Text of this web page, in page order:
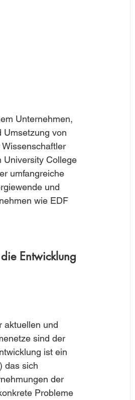
Unternehmen,
Umsetzung von
University College
umfangreiche
und
wie EDF
Entwicklung
aktuellen und
sind der
ist ein
das sich
der
Probleme